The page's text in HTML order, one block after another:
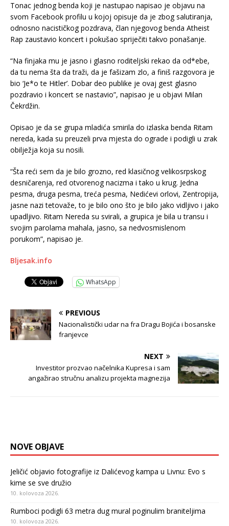
Tonac jednog benda koji je nastupao napisao je objavu na
svom Facebook profilu u kojoj opisuje da je zbog salutiranja,
odnosno nacističkog pozdrava, član njegovog benda Atheist
Rap zaustavio koncert i pokušao spriječiti takvo ponašanje.
“Na finjaka mu je jasno i glasno roditeljski rekao da od*ebe,
da tu nema šta da traži, da je fašizam zlo, a finiš razgovora je
bio ‘Je*o te Hitler’. Dobar deo publike je ovaj gest glasno
pozdravio i koncert se nastavio”, napisao je u objavi Milan
Čekrdžin.
Opisao je da se grupa mladića smirila do izlaska benda Ritam
nereda, kada su preuzeli prva mjesta do ograde i podigli u zrak
obilježja koja su nosili.
“Šta reći sem da je bilo grozno, red klasičnog velikosrpskog
desničarenja, red otvorenog nacizma i tako u krug. Jedna
pesma, druga pesma, treća pesma, Nedićevi orlovi, Zentropija,
jasne nazi tetovaže, to je bilo ono što je bilo jako vidljivo i jako
upadljivo. Ritam Nereda su svirali, a grupica je bila u transu i
svojim parolama mahala, jasno, sa nedvosmislenom
porukom”, napisao je.
Bljesak.info
WhatsApp
PREVIOUS
Nacionalistički udar na fra Dragu Bojića i bosanske
franjevce
NEXT
Investitor prozvao načelnika Kupresa i sam
angažirao stručnu analizu projekta magnezija
NOVE OBJAVE
Jeličić objavio fotografije iz Dalićevog kampa u Livnu: Evo s
kime se sve družio
10. kolovoza 2026.
Rumboci podigli 63 metra dug mural poginulim braniteljima
10. kolovoza 2026.